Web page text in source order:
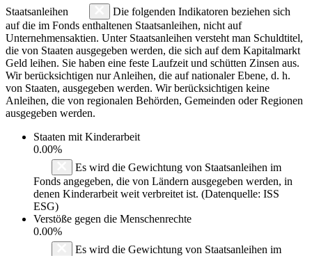
Staatsanleihen
Die folgenden Indikatoren beziehen sich
auf die im Fonds enthaltenen Staatsanleihen, nicht auf
Unternehmensaktien. Unter Staatsanleihen versteht man Schuldtitel,
die von Staaten ausgegeben werden, die sich auf dem Kapitalmarkt
Geld leihen. Sie haben eine feste Laufzeit und schütten Zinsen aus.
Wir berücksichtigen nur Anleihen, die auf nationaler Ebene, d. h.
von Staaten, ausgegeben werden. Wir berücksichtigen keine
Anleihen, die von regionalen Behörden, Gemeinden oder Regionen
ausgegeben werden.
Staaten mit Kinderarbeit
0.00%
Es wird die Gewichtung von Staatsanleihen im
Fonds angegeben, die von Ländern ausgegeben werden, in
denen Kinderarbeit weit verbreitet ist. (Datenquelle: ISS
ESG)
Verstöße gegen die Menschenrechte
0.00%
Es wird die Gewichtung von Staatsanleihen im